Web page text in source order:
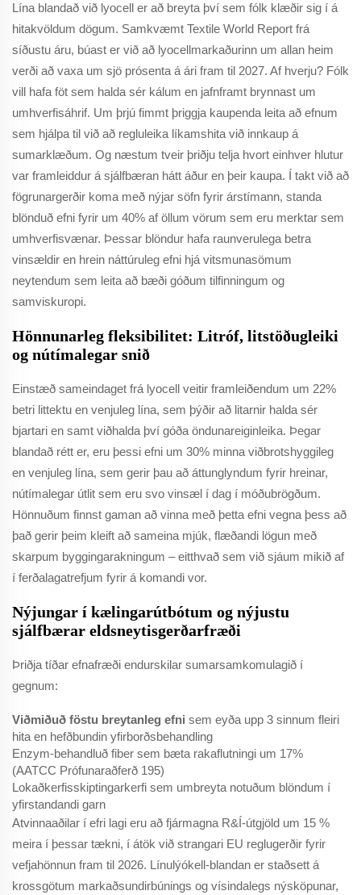
Lína blandað við lyocell er að breyta því sem fólk klæðir sig í á
hitakvöldum dögum. Samkvæmt Textile World Report frá
síðustu áru, búast er við að lyocellmarkaðurinn um allan heim
verði að vaxa um sjö prósenta á ári fram til 2027. Af hverju? Fólk
vill hafa föt sem halda sér kálum en jafnframt brynnast um
umhverfisáhrif. Um þrjú fimmt þriggja kaupenda leita að efnum
sem hjálpa til við að regluleika líkamshita við innkaup á
sumarklæðum. Og næstum tveir þriðju telja hvort einhver hlutur
var framleiddur á sjálfbæran hátt áður en þeir kaupa. Í takt við að
fögrunargerðir koma með nýjar söfn fyrir árstímann, standa
blönduð efni fyrir um 40% af öllum vörum sem eru merktar sem
umhverfisvænar. Þessar blöndur hafa raunverulega betra
vinsældir en hrein náttúruleg efni hjá vitsmunasömum
neytendum sem leita að bæði góðum tilfinningum og
samviskuropi.
Hönnunarleg fleksibilitet: Litróf, litstöðugleiki
og nútímalegar snið
Einstæð sameindaget frá lyocell veitir framleiðendum um 22%
betri littektu en venjuleg lína, sem þýðir að litarnir halda sér
bjartari en samt viðhalda því góða öndunareiginleika. Þegar
blandað rétt er, eru þessi efni um 30% minna viðbrotshyggileg
en venjuleg lína, sem gerir þau að áttunglyndum fyrir hreinar,
nútímalegar útlit sem eru svo vinsæl í dag í móðubrögðum.
Hönnuðum finnst gaman að vinna með þetta efni vegna þess að
það gerir þeim kleift að sameina mjúk, flæðandi lögun með
skarpum byggingarakningum – eitthvað sem við sjáum mikið af
í ferðalagatrefjum fyrir á komandi vor.
Nýjungar í kælingarútbótum og nýjustu
sjálfbærar eldsneytisgerðarfræði
Þriðja tíðar efnafræði endurskilar sumarsamkomulagið í
gegnum:
Viðmiðuð föstu breytanleg efni sem eyða upp 3 sinnum fleiri
hita en hefðbundin yfirborðsbehandling
Enzym-behandluð fiber sem bæta rakaflutningi um 17%
(AATCC Prófunaraðferð 195)
Lokaðkerfisskiptingarkerfi sem umbreyta notuðum blöndum í
yfirstandandi garn
Atvinnaaðilar í efri lagi eru að fjármagna R&Í-útgjöld um 15 %
meira í þessar tækni, í átök við strangari EU reglugerðir fyrir
vefjahönnun fram til 2026. Línulýókell-blandan er staðsett á
krossgötum markaðsundirbúnings og vísindalegs nýsköpunar,